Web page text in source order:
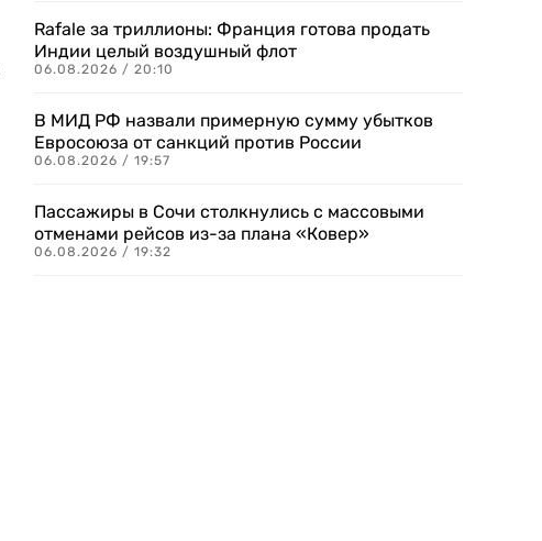
Rafale за триллионы: Франция готова продать
Индии целый воздушный флот
06.08.2026 / 20:10
В МИД РФ назвали примерную сумму убытков
Евросоюза от санкций против России
06.08.2026 / 19:57
Пассажиры в Сочи столкнулись с массовыми
отменами рейсов из-за плана «Ковер»
06.08.2026 / 19:32